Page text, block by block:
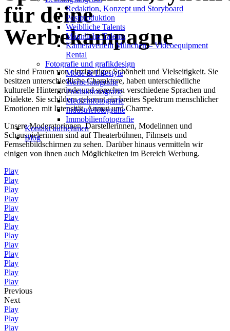
Redak­ti­on, Kon­zept und Storyboard
Post­pro­duk­ti­on
Weiblliche Talents
Männliche Talents
Kameraverleih München – Videoequipment
Rental
Fotografie und grafikdesign
Mode & Lifestyle
Werbefotografie
Produktfotografie
Medizinfotografie
Industriefotografie
Immobilienfotografie
Kontakt aufnehmen
Blog
für deine
Werbekampagne
Sie sind Frauen von einzigartiger Schönheit und Vielseitigkeit. Sie
besitzen unterschiedliche Charaktere, haben unterschiedliche
kulturelle Hintergründe und sprechen verschiedene Sprachen und
Dialekte. Sie schildern gekonnt ein breites Spektrum menschlicher
Emotionen mit Intensität, Anmut und Charme.
Unsere Moderatorinnen, Darstellerinnen, Modelinnen und
Schauspielerinnen sind auf Theaterbühnen, Filmsets und
Fernsehbildschirmen zu sehen. Darüber hinaus vermitteln wir
einigen von ihnen auch Möglichkeiten im Bereich Werbung.
Play
Play
Play
Play
Play
Play
Play
Play
Play
Play
Play
Play
Play
Previous
Next
Play
Play
Play